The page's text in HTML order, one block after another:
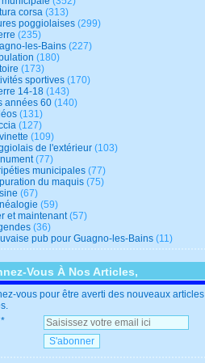
corsa (313)
poggiolaises (299)
(235)
les-Bains (227)
(180)
(173)
sportives (170)
14-18 (143)
années 60 (140)
(131)
(127)
(109)
de l'extérieur (103)
(77)
municipales (77)
du maquis (75)
(67)
(59)
et maintenant(57)
(36)
pub pour Guagno-les-Bains (11)
Vous À Nos Articles,
vous pour être averti des nouveaux articles